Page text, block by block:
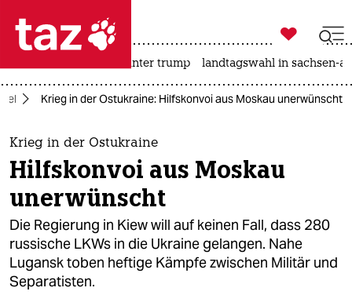
 taz zahl ich
taz zahl ich
themen
politik
öko
gesellschaft
kultur

taz zahl ich
usa unter trump landtagswahl in sachsen-
Krieg in der Ostukraine: Hilfskonvoi aus Moskau unerwünscht
Krieg in der Ostukraine
Hilfskonvoi aus Moskau
unerwünscht
Die Regierung in Kiew will auf keinen Fall, dass 280
russische LKWs in die Ukraine gelangen. Nahe
Lugansk toben heftige Kämpfe zwischen Militär und
Separatisten.